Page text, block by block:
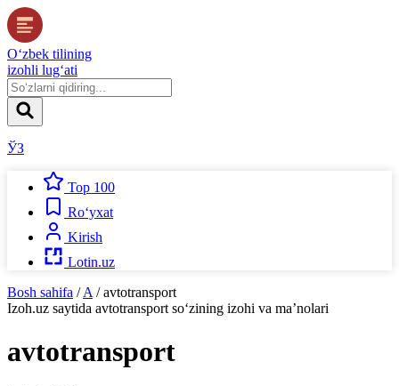
O‘zbek tilining
izohli lug‘ati
ЎЗ
Top 100
Ro‘yxat
Kirish
Lotin.uz
Bosh sahifa / A / avtotransport
Izoh.uz saytida avtotransport so‘zining izohi va ma’nolari
avtotransport